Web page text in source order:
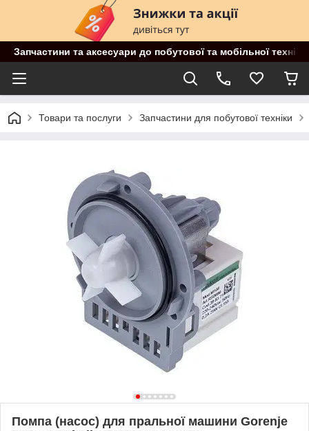
Запчастини та аксесуари до побутової та мобільної
Товари та послуги Запчастини для побутової техніки
Помпа (насос) для пральної машини Gorenje